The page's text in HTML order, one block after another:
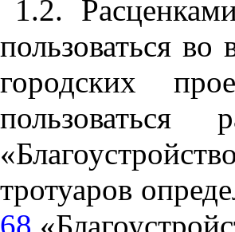
1.2.
пользоваться
городских
«Благоустройство
тротуаров